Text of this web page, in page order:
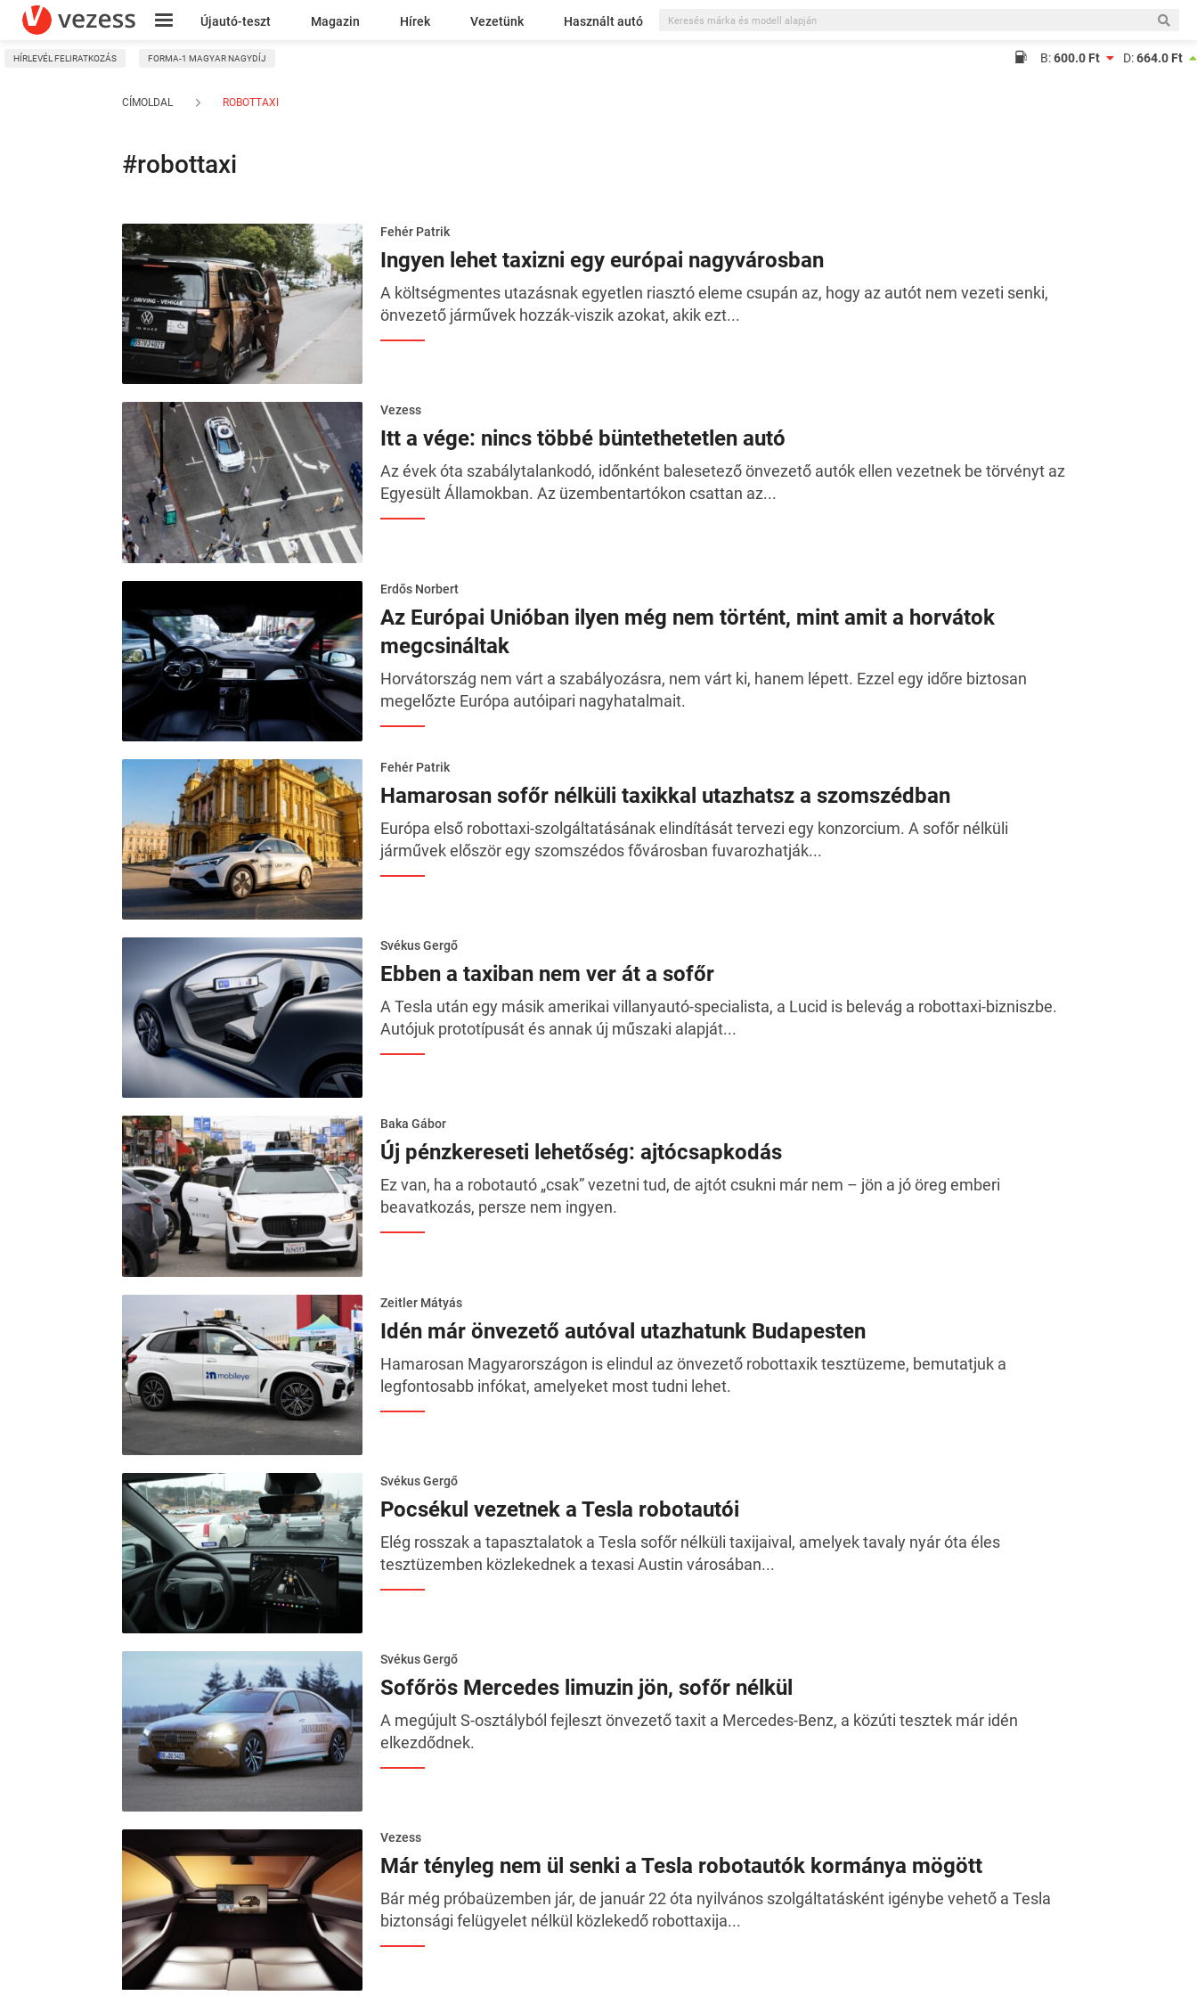
Újautó-teszt Magazin Hírek Vezetünk Használt autó
Kresz
HÍRLEVÉL FELIRATKOZÁS FORMA-1 MAGYAR NAGYDÍJ B:600.0 Ft D:664.0 Ft
CÍMOLDAL ROBOTTAXI
#robottaxi
Fehér Patrik
Ingyen lehet taxizni egy európai nagyvárosban
A költségmentes utazásnak egyetlen riasztó eleme csupán az, hogy az autót nem vezeti senki,
önvezető járművek hozzák-viszik azokat, akik ezt...
Vezess
Itt a vége: nincs többé büntethetetlen autó
Az évek óta szabálytalankodó, időnként balesetező önvezető autók ellen vezetnek be törvényt az
Egyesült Államokban. Az üzembentartókon csattan az...
Erdős Norbert
Az Európai Unióban ilyen még nem történt, mint amit a horvátok
megcsináltak
Horvátország nem várt a szabályozásra, nem várt ki, hanem lépett. Ezzel egy időre biztosan
megelőzte Európa autóipari nagyhatalmait.
Fehér Patrik
Hamarosan sofőr nélküli taxikkal utazhatsz a szomszédban
Európa első robottaxi-szolgáltatásának elindítását tervezi egy konzorcium. A sofőr nélküli
járművek először egy szomszédos fővárosban fuvarozhatják...
Svékus Gergő
Ebben a taxiban nem ver át a sofőr
A Tesla után egy másik amerikai villanyautó-specialista, a Lucid is belevág a robottaxi-bizniszbe.
Autójuk prototípusát és annak új műszaki alapját...
Baka Gábor
Új pénzkereseti lehetőség: ajtócsapkodás
Ez van, ha a robotautó „csak” vezetni tud, de ajtót csukni már nem – jön a jó öreg emberi
beavatkozás, persze nem ingyen.
Zeitler Mátyás
Idén már önvezető autóval utazhatunk Budapesten
Hamarosan Magyarországon is elindul az önvezető robottaxik tesztüzeme, bemutatjuk a
legfontosabb infókat, amelyeket most tudni lehet.
Svékus Gergő
Pocsékul vezetnek a Tesla robotautói
Elég rosszak a tapasztalatok a Tesla sofőr nélküli taxijaival, amelyek tavaly nyár óta éles
tesztüzemben közlekednek a texasi Austin városában...
Svékus Gergő
Sofőrös Mercedes limuzin jön, sofőr nélkül
A megújult S-osztályból fejleszt önvezető taxit a Mercedes-Benz, a közúti tesztek már idén
elkezdődnek.
Vezess
Már tényleg nem ül senki a Tesla robotautók kormánya mögött
Bár még próbaüzemben jár, de január 22 óta nyilvános szolgáltatásként igénybe vehető a Tesla
biztonsági felügyelet nélkül közlekedő robottaxija...